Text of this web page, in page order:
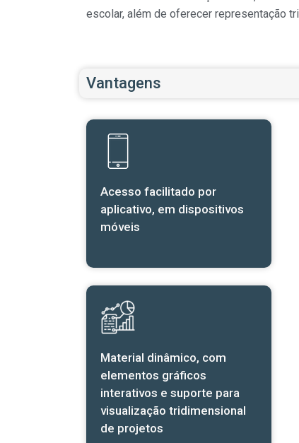
escolar, além de oferecer representação
Vantagens
Acesso facilitado por
aplicativo, em dispositivos
móveis
Material dinâmico, com
elementos gráficos
interativos e suporte para
visualização tridimensional
de projetos